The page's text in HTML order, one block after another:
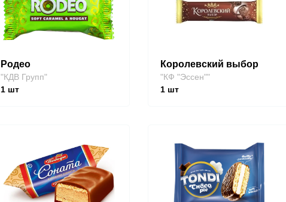
Родео
"КДВ Групп"
1шт
Королевский выбор
"КФ "Эссен""
1 шт